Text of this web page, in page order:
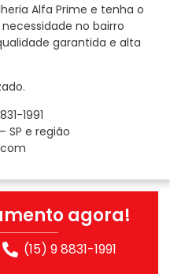
Alfa Prime e tenha o
no bairro
garantida e alta
1991
SP e região
agora!
(15) 9 8831-1991